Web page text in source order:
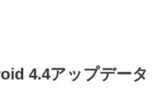
4.4アップデータ